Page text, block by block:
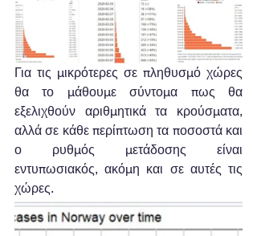
Για τις μικρότερες σε πληθυσμό χώρες
θα το μάθουμε σύντομα πως θα
εξελιχθούν αριθμητικά τα κρούσματα,
αλλά σε κάθε περίπτωση τα ποσοστά και
ο ρυθμός μετάδοσης είναι
εντυπωσιακός, ακόμη και σε αυτές τις
χώρες.